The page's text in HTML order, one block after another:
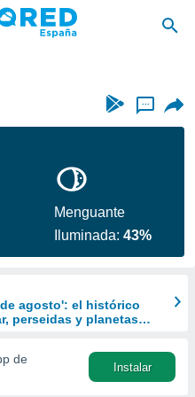
...
Menguante
Iluminada:43%
agosto': el histórico
perseidas y planetas
de
Instalar